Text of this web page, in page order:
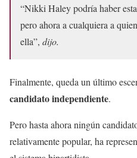
“Nikki Haley podría haber
pero ahora a cualquiera a
ella”, dijo.
Finalmente, queda un último
candidato independiente.
Pero hasta ahora ningún
relativamente popular, ha